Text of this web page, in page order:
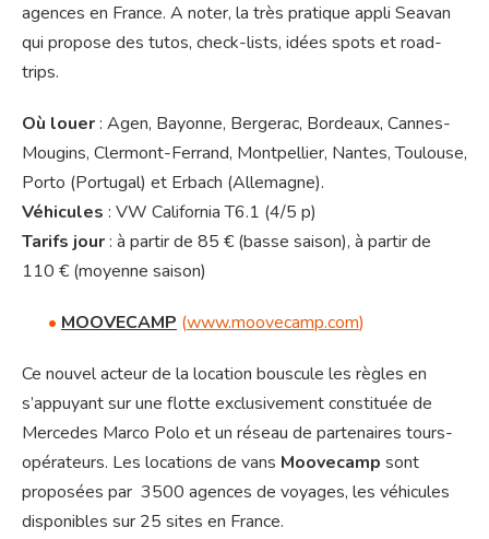
agences en France. A noter, la très pratique appli Seavan
qui propose des tutos, check-lists, idées spots et road-
trips.
Où louer: Agen, Bayonne, Bergerac, Bordeaux, Cannes-
Mougins, Clermont-Ferrand, Montpellier, Nantes, Toulouse,
Porto (Portugal) et Erbach (Allemagne).
Véhicules : VW California T6.1 (4/5 p)
Tarifs jour: à partir de 85 € (basse saison), à partir de
110 € (moyenne saison)
• MOOVECAMP (www.moovecamp.com)
Ce nouvel acteur de la location bouscule les règles en
s’appuyant sur une flotte exclusivement constituée de
Mercedes Marco Polo et un réseau de partenaires tours-
opérateurs. Les locations de vans Moovecamp sont
proposées par 3500 agences de voyages, les véhicules
disponibles sur 25 sites en France.